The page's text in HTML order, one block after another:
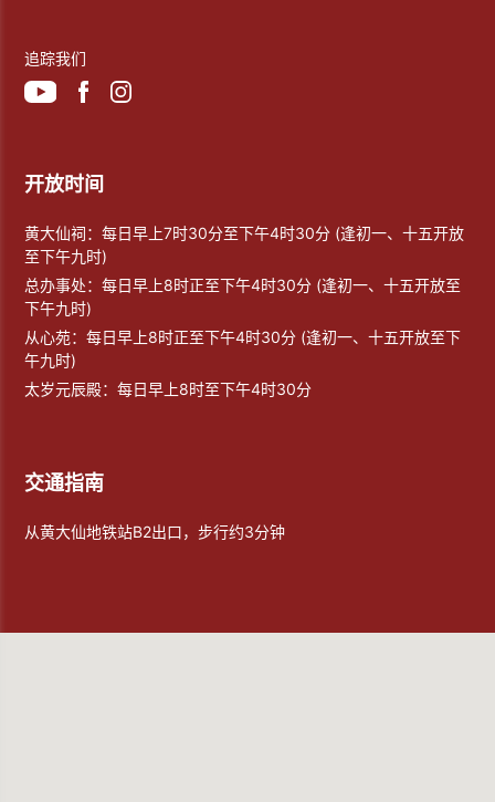
追踪我们
开放时间
黄大仙祠：每日早上7时30分至下午4时30分 (逢初一、十五开放
至下午九时)
总办事处：每日早上8时正至下午4时30分 (逢初一、十五开放至
下午九时)
从心苑：每日早上8时正至下午4时30分 (逢初一、十五开放至下
午九时)
太岁元辰殿：每日早上8时至下午4时30分
交通指南
从黄大仙地铁站B2出口，步行约3分钟